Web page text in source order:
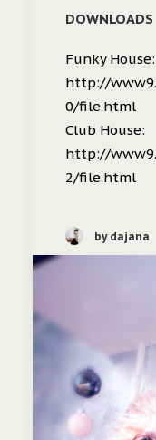
DOWNLOADS
Funky House:
http://
0/file.html
Club House:
http://
2/file.html
by dajana